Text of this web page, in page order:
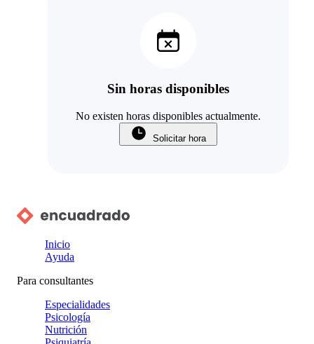
Sin horas disponibles
No existen horas disponibles actualmente.
Solicitar hora
Inicio
Ayuda
Para consultantes
Especialidades
Psicología
Nutrición